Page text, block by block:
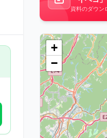
資料のダウン
+
−